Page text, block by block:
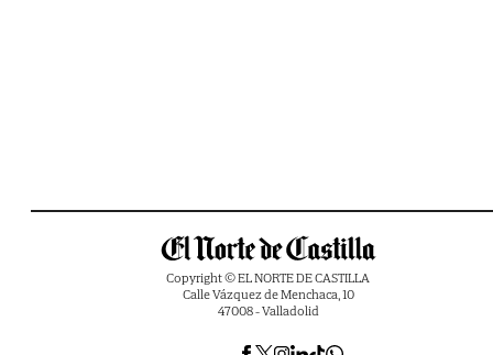
Copyright © EL NORTE DE CASTILLA
Calle Vázquez de Menchaca, 10
47008 - Valladolid